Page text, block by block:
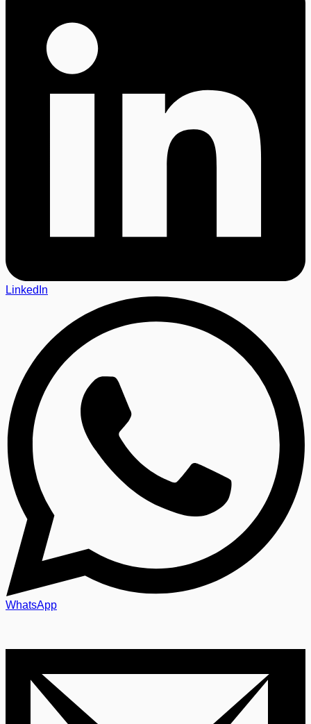
LinkedIn
WhatsApp